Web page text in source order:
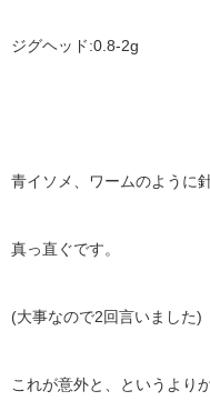
ジグヘッド:0.8-2g
青イソメ、ワームのように
真っ直ぐです。
(大事なので2回言いました)
これが意外と、というより